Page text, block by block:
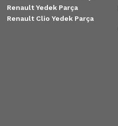
Renault Yedek Parça
Renault Clio Yedek Parça